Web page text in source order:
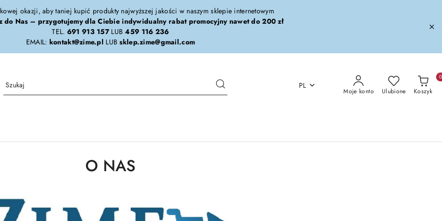
okazji, aby taniej kupić produkty najwyższej jakości w naszym sklepie internetowym
do Nas – przygotujemy dla Ciebie indywidualny rabat promocyjny nawet do 200 zł
TEL. 691 913 157LUB459 116 236
EMAIL: kontakt@zime.pl LUBsklep.zime@gmail.com
PL
Moje konto Ulubione Koszyk
0
O NAS